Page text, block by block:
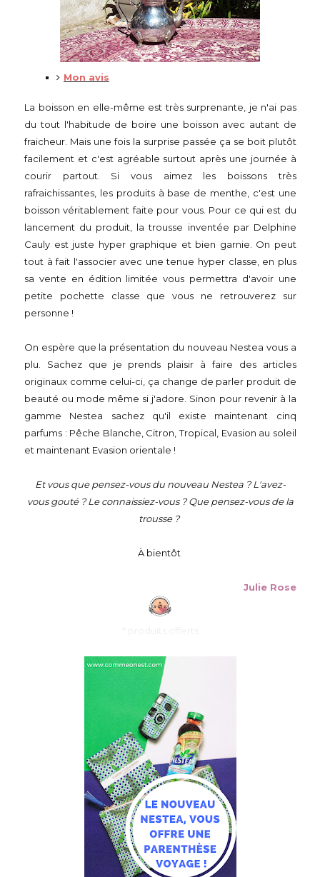
Mon avis
La boisson en elle-même est très surprenante, je n'ai pas
du tout l'habitude de boire une boisson avec autant de
fraicheur. Mais une fois la surprise passée ça se boit plutôt
facilement et c'est agréable surtout après une journée à
courir partout. Si vous aimez les boissons très
rafraichissantes, les produits à base de menthe, c'est une
boisson véritablement faite pour vous. Pour ce qui est du
lancement du produit, la trousse inventée par Delphine
Cauly est juste hyper graphique et bien garnie. On peut
tout à fait l'associer avec une tenue hyper classe, en plus
sa vente en édition limitée vous permettra d'avoir une
petite pochette classe que vous ne retrouverez sur
personne !
On espère que la présentation du nouveau Nestea vous a
plu. Sachez que je prends plaisir à faire des articles
originaux comme celui-ci, ça change de parler produit de
beauté ou mode même si j'adore. Sinon pour revenir à la
gamme Nestea sachez qu'il existe maintenant cinq
parfums : Pêche Blanche, Citron, Tropical, Evasion au soleil
et maintenant Evasion orientale !
Et vous que pensez-vous du nouveau Nestea ? L'avez-
vous gouté ? Le connaissiez-vous ? Que pensez-vous de la
trousse ?
À bientôt
Julie Rose